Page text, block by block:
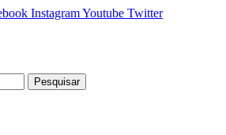
InstagramYoutube Twitter
Pesquisar